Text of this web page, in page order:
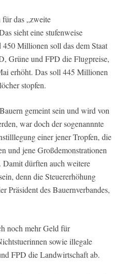
das „zweite
sieht eine stufenweise
Millionen soll das dem Staat
Grüne und FPD die Flugpreise,
erhöht. Das soll 445 Millionen
stopfen.
gemeint sein und wird von
war doch der sogenannnte
einer jener Tropfen, die
und jene Großdemonstrationen
Damit dürften auch weitere
denn die Steuererhöhung
Präsident des Bauernverbandes,
noch mehr Geld für
sowie illegale
FPD die Landwirtschaft ab.